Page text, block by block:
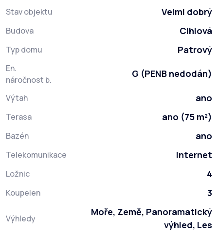
Stav objektu Velmi dobrý
Budova Cihlová
Typ domu Patrový
En.
náročnost b.
G (PENB nedodán)
Výtah ano
Terasa ano (75 m²)
Bazén ano
Telekomunikace Internet
Ložnic 4
Koupelen 3
Výhledy
Moře, Země, Panoramatický
výhled, Les